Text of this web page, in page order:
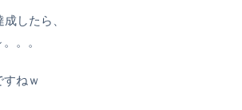
したら、
。。
すねｗ